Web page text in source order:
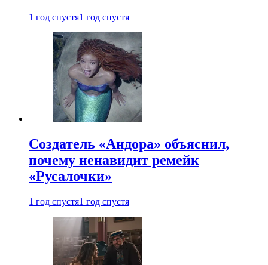
1 год спустя1 год спустя
Создатель «Андора» объяснил,
почему ненавидит ремейк
«Русалочки»
1 год спустя1 год спустя